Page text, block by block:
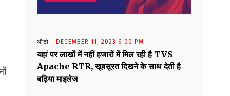
ऑटो DECEMBER 11, 2023 6:00 PM
यहां पर लाखों में नहीं हजारों में मिल रही है TVS
Apache RTR, खूबसूरत दिखने के साथ देती है
बढ़िया माइलेज